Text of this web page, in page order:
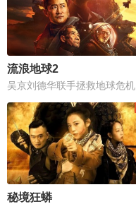
流浪地球2
吴京刘德华联手拯救地球危机
秘境狂蟒